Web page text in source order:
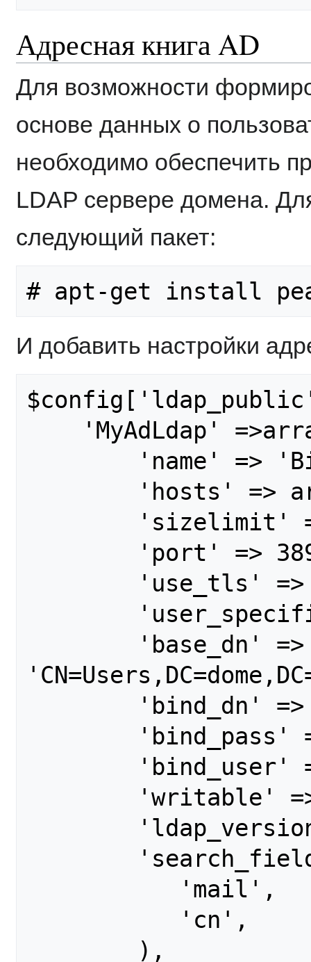
Адресная книга AD
Для возможности
основе данных о
необходимо обеспечить
LDAP сервере домена.
следующий пакет:
# apt-get install
И добавить настройки